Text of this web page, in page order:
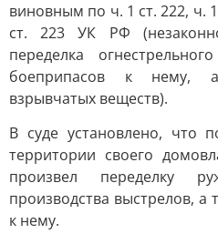
виновным по ч. 1 ст. 222, ч. 1
ст. 223 УК РФ
переделка
боеприпасов к нему, а
взрывчатых веществ).
В суде установлено, что
территории своего
произвел переделку
производства выстрелов, а
к нему.